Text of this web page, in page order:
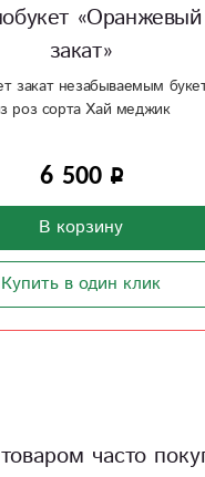
хризантем
«Белое чудо»
хризантемы - хороший вкус
6 970
В корзину
Купить в один клик
часто